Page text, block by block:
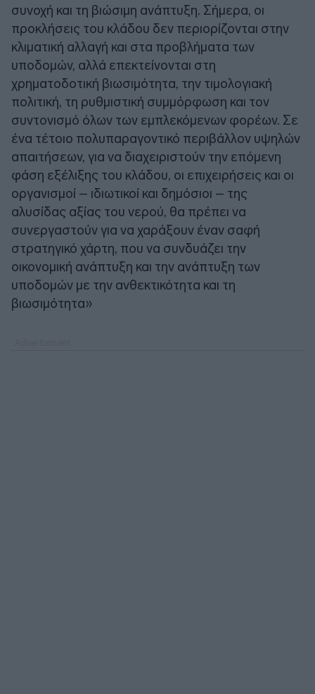
συνοχή και τη βιώσιμη ανάπτυξη. Σήμερα, οι
προκλήσεις του κλάδου δεν περιορίζονται στην
κλιματική αλλαγή και στα προβλήματα των
υποδομών, αλλά επεκτείνονται στη
χρηματοδοτική βιωσιμότητα, την τιμολογιακή
πολιτική, τη ρυθμιστική συμμόρφωση και τον
συντονισμό όλων των εμπλεκόμενων φορέων. Σε
ένα τέτοιο πολυπαραγοντικό περιβάλλον υψηλών
απαιτήσεων, για να διαχειριστούν την επόμενη
φάση εξέλιξης του κλάδου, οι επιχειρήσεις και οι
οργανισμοί – ιδιωτικοί και δημόσιοι – της
αλυσίδας αξίας του νερού, θα πρέπει να
συνεργαστούν για να χαράξουν έναν σαφή
στρατηγικό χάρτη, που να συνδυάζει την
οικονομική ανάπτυξη και την ανάπτυξη των
υποδομών με την ανθεκτικότητα και τη
βιωσιμότητα»